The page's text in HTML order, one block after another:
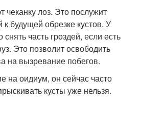
чеканку лоз. Это послужит
к будущей обрезке кустов. У
часть гроздей, если есть
Это позволит освободить
на вызревание побегов.
на оидиум, он сейчас часто
кусты уже нельзя.